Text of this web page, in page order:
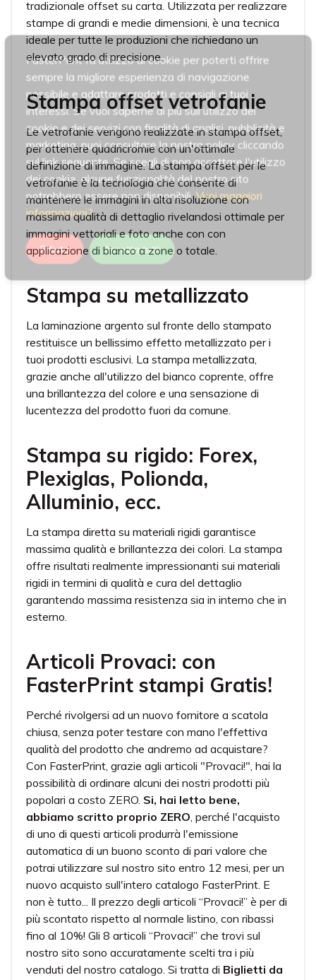
FasterPrint fa utilizzo di cookie per poterti offrire
sempre la migliore esperienza di navigazione
possibile e adattare prodotti e consigli ai tuoi
interessi. Se vuoi saperne di più sull'utilizzo dei
cookie e dei servizi con finalità di analisi, pubblicità e
marketing, puoi consultare la nostra policy cliccando
sul link seguente. Se scegli di non accettare l'utilizzo
dei cookie, alcune funzionalità del nostro sito
potrebbero essere non disponibili.Vuoi maggiori
informazioni?
Rifiuta Accetta tutti
tradizionale offset su carta. Utilizzata per realizzare
stampe di grandi e medie dimensioni, è una tecnica
ideale per tutte le produzioni che richiedano un
elevato grado di precisione.
Stampa offset vetrofanie
Le vetrofanie vengono realizzate in stampa offset,
per ottenere quadricromie con un'ottimale
definizione di immagine. La stampa offset per le
vetrofanie è la tecnologia che consente di
mantenere le immagini in alta risoluzione con
massima qualità di dettaglio rivelandosi ottimale per
immagini vettoriali e foto anche con con
applicazione di bianco a zone o totale.
Stampa su metallizzato
La laminazione argento sul fronte dello stampato
restituisce un bellissimo effetto metallizzato per i
tuoi prodotti esclusivi. La stampa metallizzata,
grazie anche all'utilizzo del bianco coprente, offre
una brillantezza del colore e una sensazione di
lucentezza del prodotto fuori da comune.
Stampa su rigido: Forex,
Plexiglas, Polionda,
Alluminio, ecc.
La stampa diretta su materiali rigidi garantisce
massima qualità e brillantezza dei colori. La stampa
offre risultati realmente impressionanti sui materiali
rigidi in termini di qualità e cura del dettaglio
garantendo massima resistenza sia in interno che in
esterno.
Articoli Provaci: con
FasterPrint stampi Gratis!
Perché rivolgersi ad un nuovo fornitore a scatola
chiusa, senza poter testare con mano l'effettiva
qualità del prodotto che andremo ad acquistare?
Con FasterPrint, grazie agli articoli "Provaci!", hai la
possibilità di ordinare alcuni dei nostri prodotti più
popolari a costo ZERO. Si, hai letto bene,
abbiamo scritto proprio ZERO , perché l'acquisto
di uno di questi articoli produrrà l'emissione
automatica di un buono sconto di pari valore che
potrai utilizzare sul nostro sito entro 12 mesi, per un
nuovo acquisto sull'intero catalogo FasterPrint. E
non è tutto... Il prezzo degli articoli “Provaci!” è per di
più scontato rispetto al normale listino, con ribassi
fino al 10%! Gli 8 articoli “Provaci!” che trovi sul
nostro sito sono accuratamente scelti tra i più
venduti del nostro catalogo. Si tratta di Biglietti da